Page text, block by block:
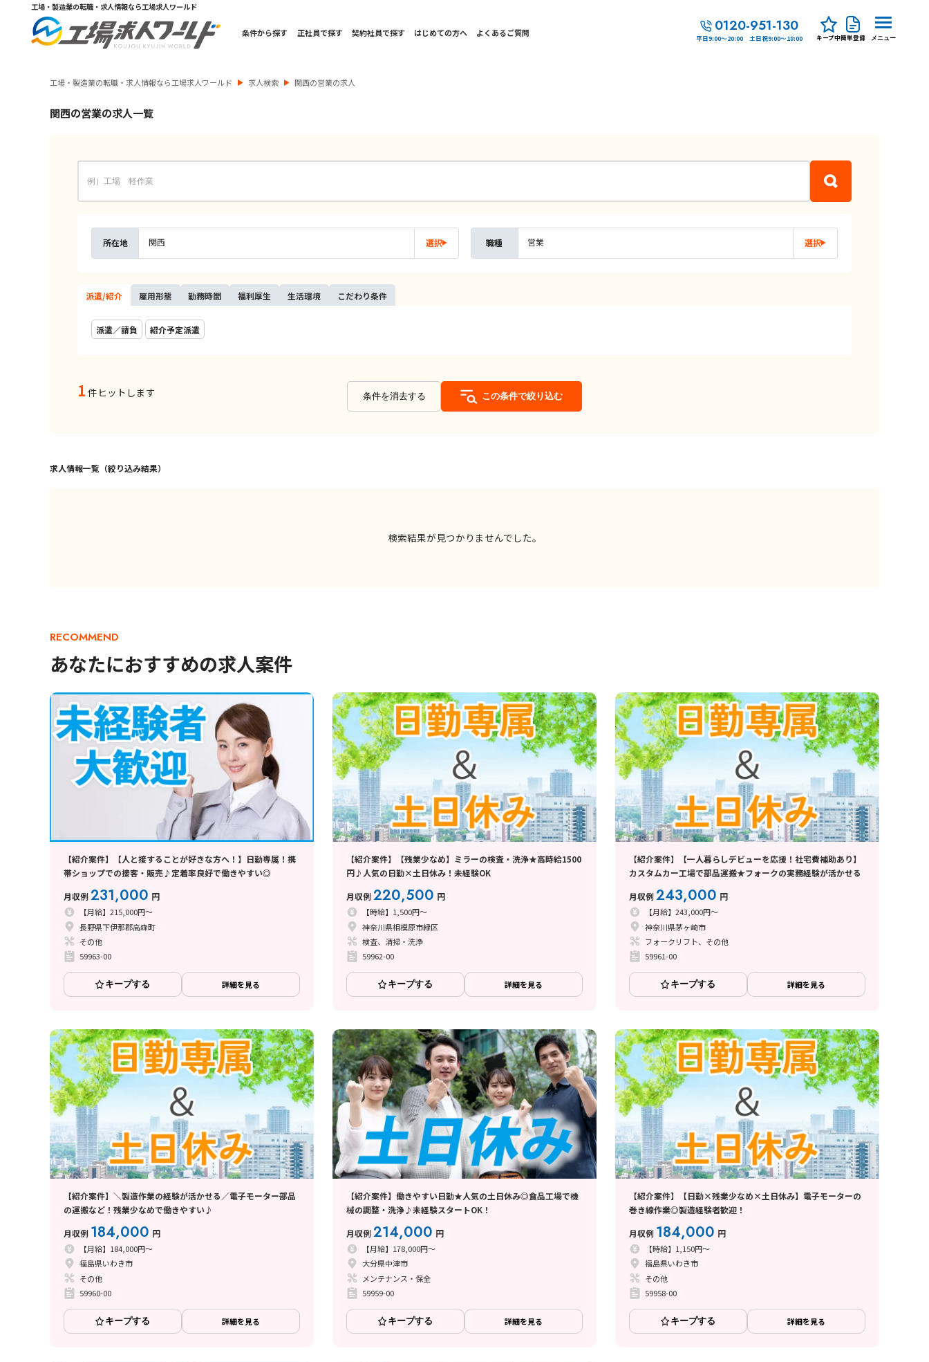
工場・製造業の転職・求人情報なら工場求人ワールド
条件から探す 正社員で探す 契約社員で探す はじめての方へ よくあるご質問 0120-951-130
平日9:00～20:00 土日祝9:00～18:00 キープ中簡単登録 メニュー
工場・製造業の転職・求人情報なら工場求人ワールド 求人検索 関西の営業の求人
関西の営業の求人一覧
所在地 関西 選択 職種 営業 選択
派遣/紹介 雇用形態 勤務時間 福利厚生 生活環境 こだわり条件
派遣／請負 紹介予定派遣
1 件ヒットします 条件を消去する この条件で絞り込む
求人情報一覧（絞り込み結果）
検索結果が見つかりませんでした。
RECOMMEND
あなたにおすすめの求人案件
【紹介案件】【人と接することが好きな方へ！】日勤専属！携
帯ショップでの接客・販売♪定着率良好で働きやすい◎
月収例231,000 円
【月給】215,000円～
長野県下伊那郡高森町
その他
59963-00
キープする 詳細を見る
【紹介案件】【残業少なめ】ミラーの検査・洗浄★高時給1500
円♪人気の日勤×土日休み！未経験OK
月収例220,500 円
【時給】1,500円～
神奈川県相模原市緑区
検査、清掃・洗浄
59962-00
キープする 詳細を見る
【紹介案件】【一人暮らしデビューを応援！社宅費補助あり】
カスタムカー工場で部品運搬★フォークの実務経験が活かせる
月収例243,000 円
【月給】243,000円～
神奈川県茅ヶ崎市
フォークリフト、その他
59961-00
キープする 詳細を見る
【紹介案件】＼製造作業の経験が活かせる／電子モーター部品
の運搬など！残業少なめで働きやすい♪
月収例 184,000 円
【月給】184,000円～
福島県いわき市
その他
59960-00
キープする 詳細を見る
【紹介案件】働きやすい日勤★人気の土日休み◎食品工場で機
械の調整・洗浄♪未経験スタートOK！
月収例214,000 円
【月給】178,000円～
大分県中津市
メンテナンス・保全
59959-00
キープする 詳細を見る
【紹介案件】【日勤×残業少なめ×土日休み】電子モーターの
巻き線作業◎製造経験者歓迎！
月収例 184,000 円
【時給】1,150円～
福島県いわき市
その他
59958-00
キープする 詳細を見る